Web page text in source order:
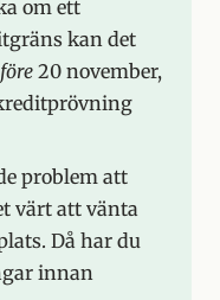
om ett
kan det
före 20 november,
problem att
värt att vänta
Då har du
innan